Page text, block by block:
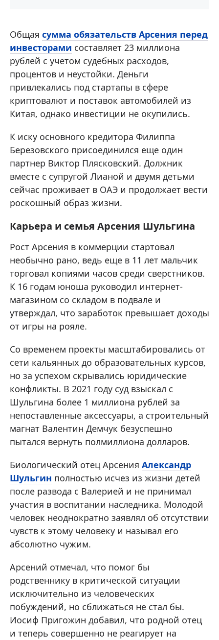
Общая сумма обязательств Арсения перед
инвесторами составляет 23 миллиона
рублей с учетом судебных расходов,
процентов и неустойки. Деньги
привлекались под стартапы в сфере
криптовалют и поставок автомобилей из
Китая, однако инвестиции не окупились.
К иску основного кредитора Филиппа
Березовского присоединился еще один
партнер Виктор Плясковский. Должник
вместе с супругой Лианой и двумя детьми
сейчас проживает в ОАЭ и продолжает вести
роскошный образ жизни.
Карьера и семья Арсения Шульгина
Рост Арсения в коммерции стартовал
необычно рано, ведь еще в 11 лет мальчик
торговал копиями часов среди сверстников.
К 16 годам юноша руководил интернет-
магазином со складом в подвале и
утверждал, что заработок превышает доходы
от игры на рояле.
Со временем проекты масштабировались от
сети кальянных до образовательных курсов,
но за успехом скрывались юридические
конфликты. В 2021 году суд взыскал с
Шульгина более 1 миллиона рублей за
непоставленные аксессуары, а строительный
магнат Валентин Демчук безуспешно
пытался вернуть полмиллиона долларов.
Биологический отец Арсения Александр
Шульгин полностью исчез из жизни детей
после развода с Валерией и не принимал
участия в воспитании наследника. Молодой
человек неоднократно заявлял об отсутствии
чувств к этому человеку и называл его
абсолютно чужим.
Арсений отмечал, что помог бы
родственнику в критической ситуации
исключительно из человеческих
побуждений, но сближаться не стал бы.
Иосиф Пригожин добавил, что родной отец
и теперь совершенно не реагирует на